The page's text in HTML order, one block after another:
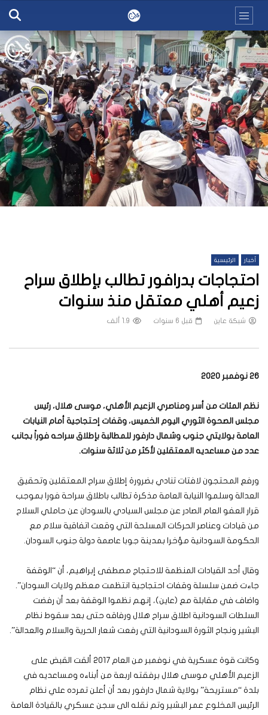
أخبار الرئيسية
احتجاجات بدرافور تطالب بإطلاق سراح
زعيم أهلي معتقل منذ سنوات
شبكة عاين قبل 6 سنوات 1.9 ألف
26 نوفمبر 2020
نظم المئات من أسر ومناصري الزعيم الأهلي، موسى هلال، رئيس
مجلس الصحوة الثوري اليوم الخميس، وقفات إحتجاجية أمام النيابات
العامة بولايتي جنوب وشمال دارفور للمطالبة بإطلاق سراحه فوراً بجانب
عدد من مساعديه المعتقلين لأكثر من ثلاثة سنوات.
ورفع المحتجون لافتات تنادي بضرورة إطلاق سراح المعتقلين وتحقيق
العدالة وسلموا النيابة العامة مذكرة تطالب باطلاق سراحة فورا بموجب
قرار العفو العام الصادر عن مجلس السيادي بالسودان عن حاملي السلاح
من قيادات وعناصر الحركات المسلحة التي وقعت اتفاقية سلام مع
الحكومة السودانية مؤخرا بمدينة جوبا عاصمة دولة جنوب السودان.
وقال أحد القيادات المنظمة للاحتجاج مصطفى إبراهيم، أن “الوقفة
جاءت ضمن سلسلة وقفات احتجاجية انتظمت معظم ولايات السودان”.
واضاف في مقابلة مع (عاين)، إنهم نظموا الوقفة بعد أن رفضت
السلطات السودانية اطلاق سراح هلال ورفاقه حتى بعد سقوط نظام
البشير ونجاح الثورة السودانية التي رفعت شعار الحرية والسلام والعدالة”.
وكانت قوة عسكرية في نوفمبر من العام 2017 ألقت القبض على
الزعيم الأهلي موسى هلال برفقته اربعة من أبناءه ومساعديه في
بلدة “مستريحة” بولاية شمال دارفور بعد أن أعلن تمرده علي نظام
الرئيس المخلوع عمر البشير وتم نقله الى سجن عسكري بالقيادة العامة